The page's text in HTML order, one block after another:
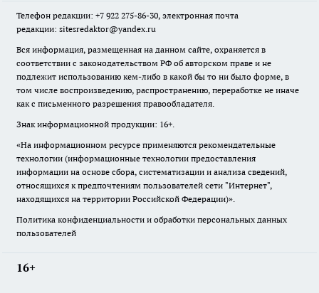
Телефон редакции: +7 922 275-86-30, электронная почта
редакции: sitesredaktor@yandex.ru
Вся информация, размещенная на данном сайте, охраняется в
соответствии с законодательством РФ об авторском праве и не
подлежит использованию кем-либо в какой бы то ни было форме, в
том числе воспроизведению, распространению, переработке не иначе
как с письменного разрешения правообладателя.
Знак информационной продукции: 16+.
«На информационном ресурсе применяются рекомендательные
технологии (информационные технологии предоставления
информации на основе сбора, систематизации и анализа сведений,
относящихся к предпочтениям пользователей сети "Интернет",
находящихся на территории Российской Федерации)».
Политика конфиденциальности и обработки персональных данных
пользователей
16+